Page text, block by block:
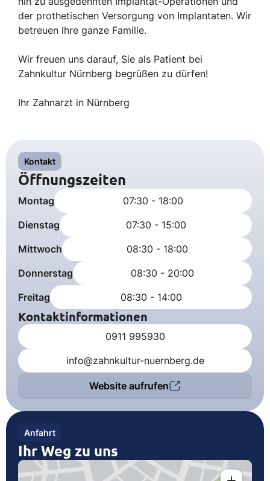
der prothetischen Versorgung von Implantaten. Wir
betreuen Ihre ganze Familie.
Wir freuen uns darauf, Sie als Patient bei
Zahnkultur Nürnberg begrüßen zu dürfen!
Ihr Zahnarzt in Nürnberg
Kontakt
Öffnungszeiten
Montag
07:30 - 18:00
Dienstag
07:30 - 15:00
Mittwoch
08:30 - 18:00
Donnerstag
08:30 - 20:00
Freitag
08:30 - 14:00
Kontaktinformationen
0911 995930
info@zahnkultur-nuernberg.de
Website aufrufen
Anfahrt
Ihr Weg zu uns